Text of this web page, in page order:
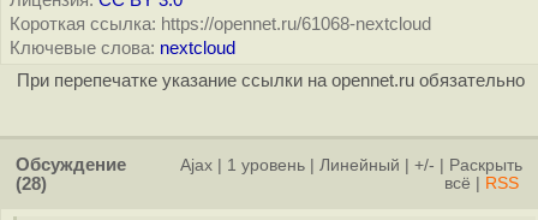
Короткая ссылка: https://opennet.ru/61068-nextcloud
Ключевые слова: nextcloud
При перепечатке указание ссылки на opennet.ru обязательно
Обсуждение
(28)
Ajax 1 уровень Линейный +/-
Раскрыть
всё
RSS